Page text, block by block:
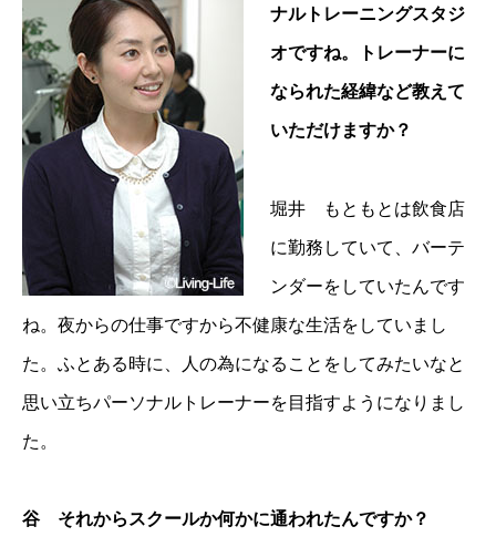
ナルトレーニングスタジ
オですね。トレーナーに
なられた経緯など教えて
いただけますか？
堀井 もともとは飲食店
に勤務していて、バーテ
ンダーをしていたんです
ね。夜からの仕事ですから不健康な生活をしていまし
た。ふとある時に、人の為になることをしてみたいなと
思い立ちパーソナルトレーナーを目指すようになりまし
た。
谷 それからスクールか何かに通われたんですか？